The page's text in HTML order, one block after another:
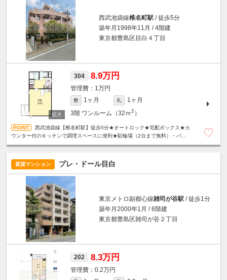
西武池袋線椎名町駅 / 徒歩5分
築年月1998年11月 / 4階建
東京都豊島区目白４丁目
304 8.9万円
1万円
敷 1ヶ月 礼
1ヶ月
3階 ワンルーム（32ｍ2 ）
西武池袋線【椎名町駅】徒歩5分★オートロック★宅配ボックス★カ
ウンター付のキッチンで調理スペースに便利★駐輪場（2台まで無料）・バイ
賃貸マンション プレ・ドール目白
東京メトロ副都心線雑司が谷駅 / 徒歩1分
築年月2000年1月 / 6階建
東京都豊島区雑司が谷２丁目
202 8.3万円
0.2万円